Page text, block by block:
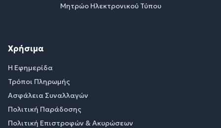
Μητρώο Ηλεκτρονικού Τύπου
Χρήσιμα
Η Εφημερίδα
Τρόποι Πληρωμής
Ασφάλεια Συναλλαγών
Πολιτική Παράδοσης
Πολιτική Επιστροφών & Ακυρώσεων